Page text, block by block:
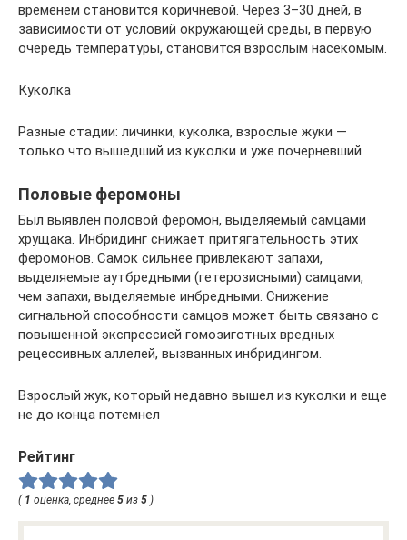
временем становится коричневой. Через 3–30 дней, в
зависимости от условий окружающей среды, в первую
очередь температуры, становится взрослым насекомым.
Куколка
Разные стадии: личинки, куколка, взрослые жуки —
только что вышедший из куколки и уже почерневший
Половые феромоны
Был выявлен половой феромон, выделяемый самцами
хрущака. Инбридинг снижает притягательность этих
феромонов. Самок сильнее привлекают запахи,
выделяемые аутбредными (гетерозисными) самцами,
чем запахи, выделяемые инбредными. Снижение
сигнальной способности самцов может быть связано с
повышенной экспрессией гомозиготных вредных
рецессивных аллелей, вызванных инбридингом.
Взрослый жук, который недавно вышел из куколки и еще
не до конца потемнел
Рейтинг
( 1 оценка, среднее 5 из 5 )